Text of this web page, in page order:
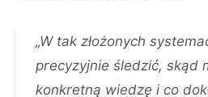
„W tak złożonych
precyzyjnie śledzić, skąd
konkretną wiedzę i co